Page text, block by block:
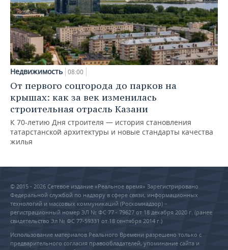
Недвижимость 08:00
От первого соцгорода до парков на
крышах: как за век изменилась
строительная отрасль Казани
К 70-летию Дня строителя — история становления
татарстанской архитектуры и новые стандарты качества
жилья
© 2015 - 2026 Сетевое издание «Реальное время» Зарегистрировано
Федеральной службой по надзору в сфере связи, информационных
технологий и массовых коммуникаций (Роскомнадзор) –
регистрационный номер ЭЛ № ФС 77 - 79627 от 18 декабря 2020 г. (ранее
свидетельство Эл № ФС 77-59331 от 18 сентября 2014 г.)
Использование материалов Реального Времени разрешено только с
предварительного согласия правообладателей, упоминание сайта и